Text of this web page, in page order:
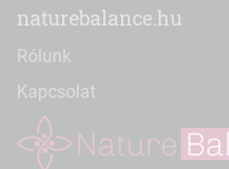
naturebalance.hu
Rólunk
Kapcsolat